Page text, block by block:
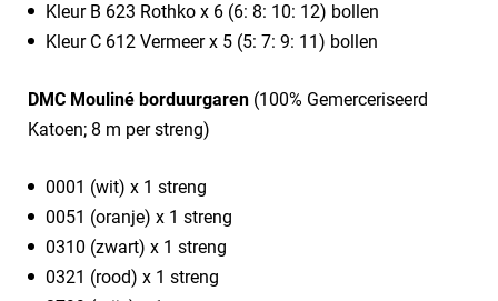
Kleur B 623 Rothko x 6 (6: 8: 10: 12) bollen
Kleur C 612 Vermeer x 5 (5: 7: 9: 11) bollen
DMC Mouliné borduurgaren (100% Gemerceriseerd
Katoen; 8 m per streng)
0001 (wit) x 1 streng
0051 (oranje) x 1 streng
0310 (zwart) x 1 streng
0321 (rood) x 1 streng